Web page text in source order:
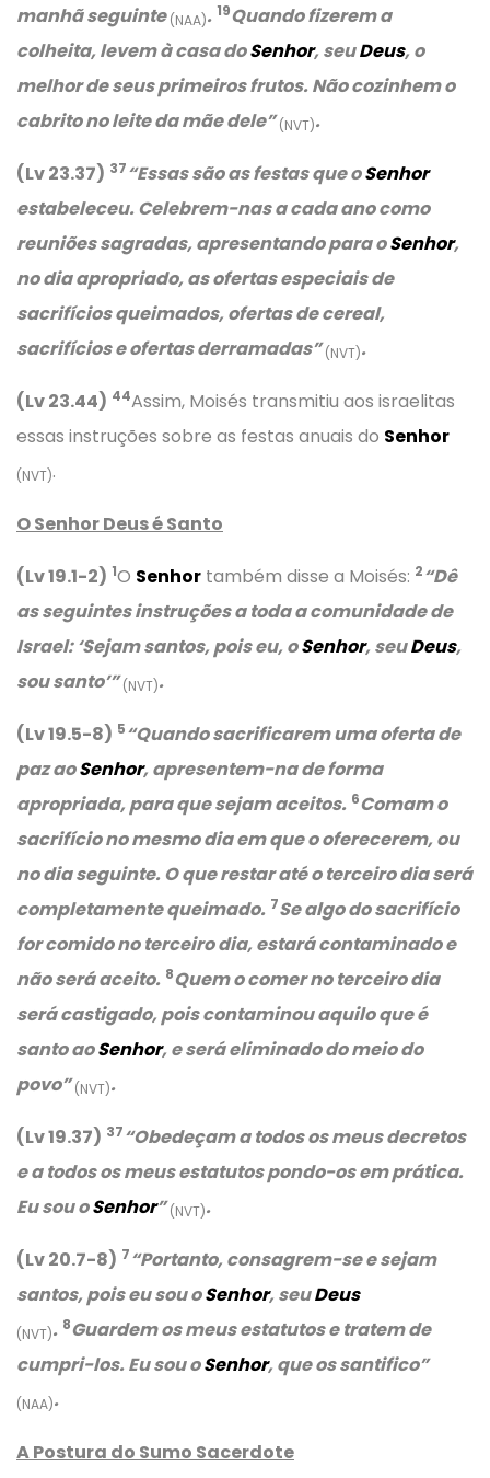
manhã seguinte(NAA). 19Quando fizerem a
colheita, levem à casa doSenhor, seuDeus, o
melhor de seus primeiros frutos. Não cozinhem o
cabrito no leite da mãe dele”(NVT).
(Lv 23.37) 37“Essas são as festas que oSenhor
estabeleceu. Celebrem-nas a cada ano como
reuniões sagradas, apresentando para oSenhor,
no dia apropriado, as ofertas especiais de
sacrifícios queimados, ofertas de cereal,
sacrifícios e ofertas derramadas”(NVT).
(Lv 23.44) 44Assim, Moisés transmitiu aos israelitas
essas instruções sobre as festas anuais do Senhor
(NVT).
O Senhor Deus é Santo
(Lv 19.1-2) 1O Senhor também disse a Moisés: 2“Dê
as seguintes instruções a toda a comunidade de
Israel: ‘Sejam santos, pois eu, oSenhor, seuDeus,
sou santo’”(NVT).
(Lv 19.5-8) 5“Quando sacrificarem uma oferta de
paz aoSenhor, apresentem-na de forma
apropriada, para que sejam aceitos. 6Comam o
sacrifício no mesmo dia em que o oferecerem, ou
no dia seguinte. O que restar até o terceiro dia será
completamente queimado. 7Se algo do sacrifício
for comido no terceiro dia, estará contaminado e
não será aceito. 8Quem o comer no terceiro dia
será castigado, pois contaminou aquilo que é
santo aoSenhor, e será eliminado do meio do
povo”(NVT).
(Lv 19.37) 37“Obedeçam a todos os meus decretos
e a todos os meus estatutos pondo-os em prática.
Eu sou oSenhor”(NVT).
(Lv 20.7-8) 7“Portanto, consagrem-se e sejam
santos, pois eu sou oSenhor, seuDeus
(NVT). 8Guardem os meus estatutos e tratem de
cumpri-los. Eu sou oSenhor, que os santifico”
(NAA).
A Postura do Sumo Sacerdote